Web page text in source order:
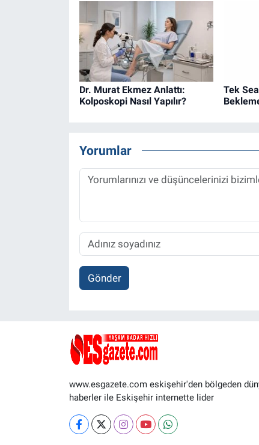
Dr. Murat Ekmez Anlattı:
Kolposkopi Nasıl Yapılır?
Tek
Yorumlar
Gönder
www.esgazete.com eskişehir'den bölgeden
haberler ile Eskişehir internette lider